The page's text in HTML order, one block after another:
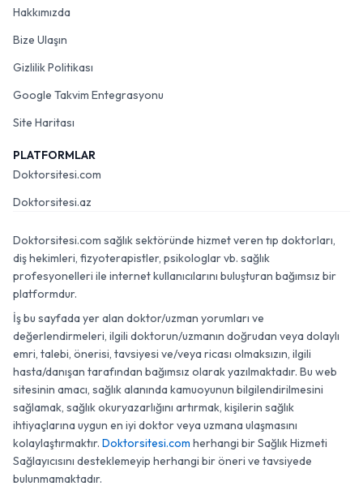
Hakkımızda
Bize Ulaşın
Gizlilik Politikası
Google Takvim Entegrasyonu
Site Haritası
PLATFORMLAR
Doktorsitesi.com
Doktorsitesi.az
Doktorsitesi.com sağlık sektöründe hizmet veren tıp doktorları,
diş hekimleri, fizyoterapistler, psikologlar vb. sağlık
profesyonelleri ile internet kullanıcılarını buluşturan bağımsız bir
platformdur.
İş bu sayfada yer alan doktor/uzman yorumları ve
değerlendirmeleri, ilgili doktorun/uzmanın doğrudan veya dolaylı
emri, talebi, önerisi, tavsiyesi ve/veya ricası olmaksızın, ilgili
hasta/danışan tarafından bağımsız olarak yazılmaktadır. Bu web
sitesinin amacı, sağlık alanında kamuoyunun bilgilendirilmesini
sağlamak, sağlık okuryazarlığını artırmak, kişilerin sağlık
ihtiyaçlarına uygun en iyi doktor veya uzmana ulaşmasını
kolaylaştırmaktır. Doktorsitesi.com herhangi bir Sağlık Hizmeti
Sağlayıcısını desteklemeyip herhangi bir öneri ve tavsiyede
bulunmamaktadır.